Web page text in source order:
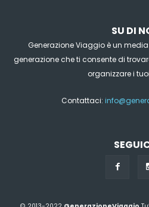
SU DI
Generazione Viaggio è un
generazione che ti consente di
organizzare i
Contattaci: